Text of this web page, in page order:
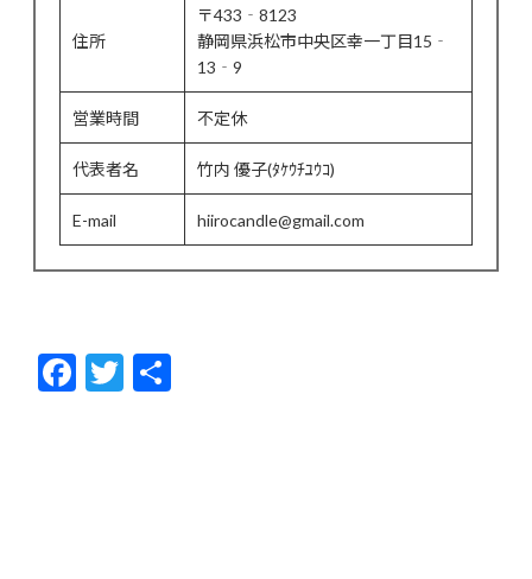
住所
〒433‐8123
静岡県浜松市中央区幸一丁目15‐
13‐9
営業時間 不定休
代表者名 竹内 優子(ﾀｹｳﾁﾕｳｺ)
E-mail hiirocandle@gmail.com
F
ac
T
w